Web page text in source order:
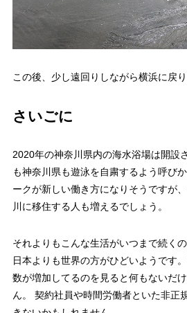
この後、少し遠回りしながら横浜に戻
さいごに
2020年の神奈川県内の海水浴場は開設
も神奈川県も遊泳を自粛するよう呼び
ークが新しい働き方になりそうですが
川に移住する人も増えるでしょう。
それよりもこんな生活がいつまで続く
日本よりも世界の方がひどいようです
数が増加してるのを見ると何もないだ
ん。 契約社員や時間労働者といた非正